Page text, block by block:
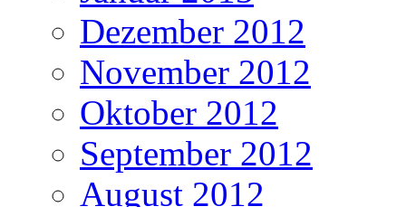
Dezember 2012
November 2012
Oktober 2012
September 2012
August 2012